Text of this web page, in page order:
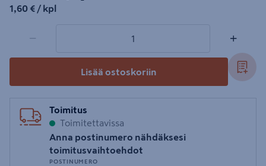
1,60€/kpl
1,60 € / kpl
− +
Lisää ostoskoriin
Toimitus
Toimitettavissa
Anna postinumero nähdäksesi
toimitusvaihtoehdot
POSTINUMERO